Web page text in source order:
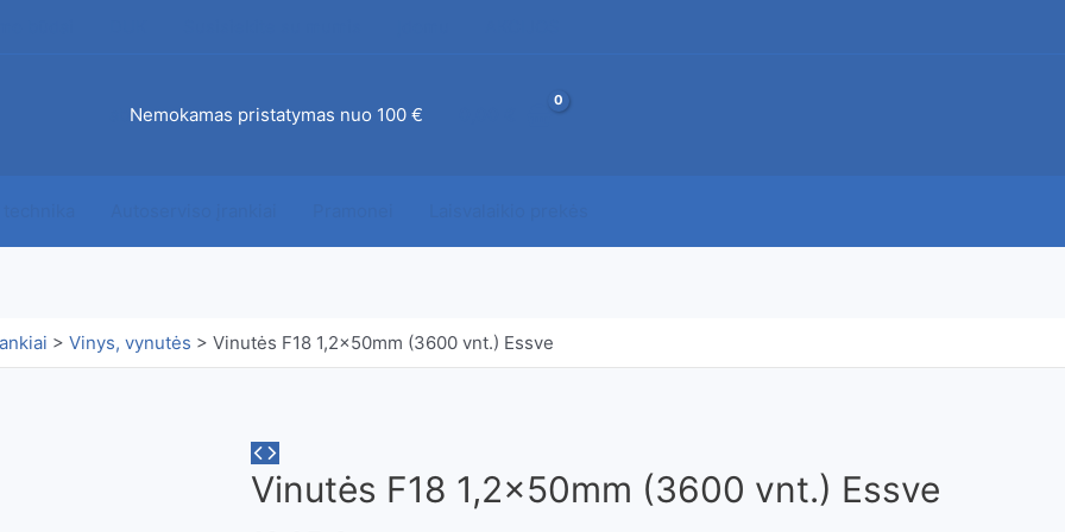
Nemokamas pristatymas nuo 100 €
> Vinys, vynutės > Vinutės F18 1,2x50mm (3600 vnt.) Essve
Vinutės F18 1,2x50mm (3600 vnt.) Essve